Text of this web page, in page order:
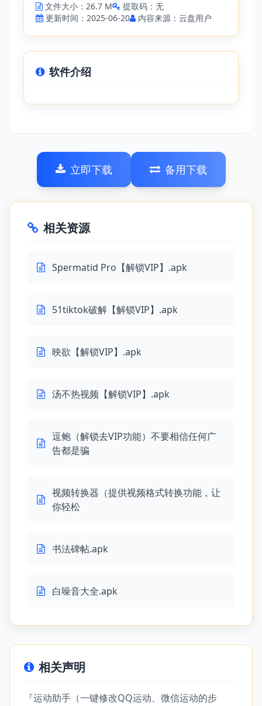
文件大小：26.7 M
提取码：无
更新时间：2025-06-20
内容来源：云盘用户
软件介绍
立即下载 备用下载
相关资源
Spermatid Pro【解锁VIP】.apk
51tiktok破解【解锁VIP】.apk
映欲【解锁VIP】.apk
汤不热视频【解锁VIP】.apk
逗鲍（解锁去VIP功能）不要相信任何广
告都是骗
视频转换器（提供视频格式转换功能，让
你轻松
书法碑帖.apk
白噪音大全.apk
相关声明
『运动助手（一键修改QQ运动、微信运动的步